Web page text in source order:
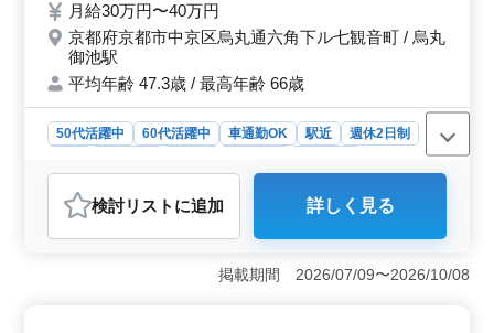
方もご活躍されています。
月給30万円〜40万円
京都府京都市中京区烏丸通六角下ル七観音町 / 烏丸
御池駅
平均年齢 47.3歳 / 最高年齢 66歳
50代活躍中 60代活躍中 車通勤OK 駅近
週休2日制
おすすめポイント
＜経験と知識を活かす場＞ 当社では、中高年の方々が
経験と知識を活かして活躍できる環境を整えています。
税理士事務所での会計士業務を通じて、長年培ってきた
検討リスト に追加 詳しく見る
掲載期間 2026/07/09〜2026/10/08